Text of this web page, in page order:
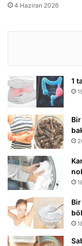
4 Haziran 2026
1